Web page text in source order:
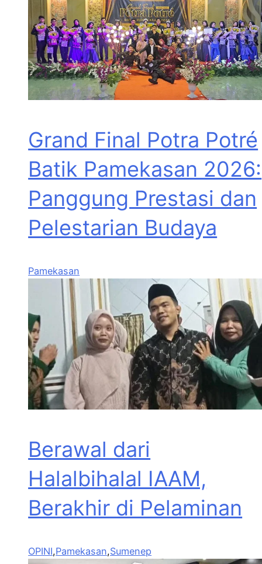
Grand Final Potra Potré
Batik Pamekasan 2026:
Panggung Prestasi dan
Pelestarian Budaya
Pamekasan
Berawal dari
Halalbihalal IAAM,
Berakhir di Pelaminan
OPINI,Pamekasan,Sumenep